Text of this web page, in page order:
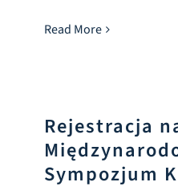
Read More
Rejestracja
Sympozjum